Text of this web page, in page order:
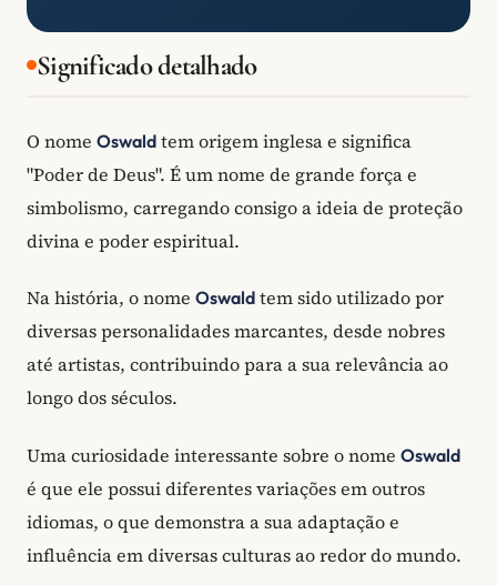
Significado detalhado
O nome Oswald tem origem inglesa e significa
"Poder de Deus". É um nome de grande força e
simbolismo, carregando consigo a ideia de proteção
divina e poder espiritual.
Na história, o nome Oswald tem sido utilizado por
diversas personalidades marcantes, desde nobres
até artistas, contribuindo para a sua relevância ao
longo dos séculos.
Uma curiosidade interessante sobre o nome Oswald
é que ele possui diferentes variações em outros
idiomas, o que demonstra a sua adaptação e
influência em diversas culturas ao redor do mundo.